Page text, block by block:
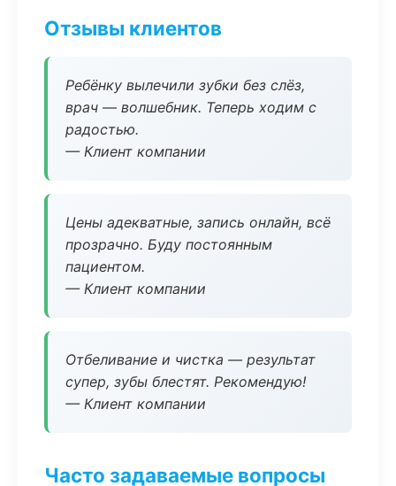
Отзывы клиентов
Ребёнку вылечили зубки без слёз,
врач — волшебник. Теперь ходим с
радостью.
— Клиент компании
Цены адекватные, запись онлайн, всё
прозрачно. Буду постоянным
пациентом.
— Клиент компании
Отбеливание и чистка — результат
супер, зубы блестят. Рекомендую!
— Клиент компании
Часто задаваемые вопросы